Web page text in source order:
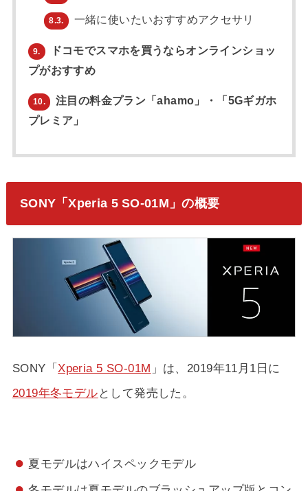
8.3. 一緒に使いたいおすすめアクセサリ
9.
ドコモでスマホを買うならオンラインショッ
プがおすすめ
10.
注目の料金プラン「ahamo」・「5Gギガホ
プレミア」
SONY「Xperia 5 SO-01M」の概要
SONY「Xperia 5 SO-01M 」は、2019年11月1日に
2019年冬モデル として発売した。
夏モデルはハイスペックモデル